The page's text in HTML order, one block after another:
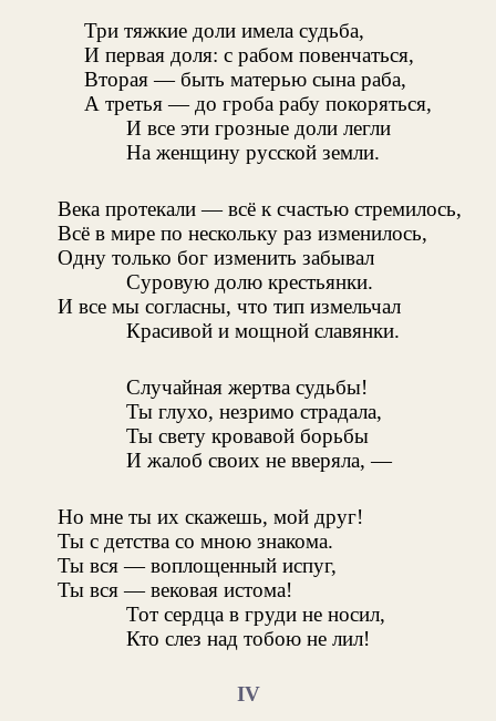
Три тяжкие доли имела судьба,
И первая доля: с рабом повенчаться,
Вторая — быть матерью сына раба,
А третья — до гроба рабу покоряться,
И все эти грозные доли легли
На женщину русской земли.
Века протекали — всё к счастью стремилось,
Всё в мире по нескольку раз изменилось,
Одну только бог изменить забывал
Суровую долю крестьянки.
И все мы согласны, что тип измельчал
Красивой и мощной славянки.
Случайная жертва судьбы!
Ты глухо, незримо страдала,
Ты свету кровавой борьбы
И жалоб своих не вверяла, —
Но мне ты их скажешь, мой друг!
Ты с детства со мною знакома.
Ты вся — воплощенный испуг,
Ты вся — вековая истома!
Тот сердца в груди не носил,
Кто слез над тобою не лил!
IV